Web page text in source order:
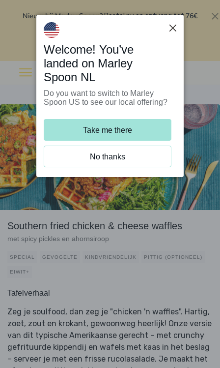
Nieuw bij Marley Spoon?Bestel nu en ontvang tot 76€
Southern fried chicken & cheese waffles
met spicy pickles en ahornsiroop
SPECIAL GEVOGELTE KINDVRIENDELIJK PITTIG (OPTIONEEL)
EIWIT+
Tafelverhaal
Zeg je soulfood, dan zeg je "chicken 'n waffles". Hartig,
zoet, zout en krokant, gewoonweg heerlijk! Onze versie
van dit typische Amerikaanse gerecht – met crunchy
gefrituurde kippendij en wafels met kaas in het beslag
– serveer je met een frisse rucolasalade. Je maakt het
Welcome! You’ve
landed on Marley
Spoon NL
Do you want to switch to Marley
Spoon US to see our local offering?
Take me there
No thanks